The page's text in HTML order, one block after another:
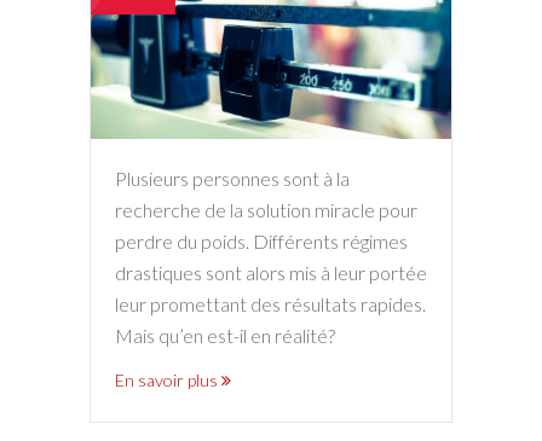
Plusieurs personnes sont à la
recherche de la solution miracle pour
perdre du poids. Différents régimes
drastiques sont alors mis à leur portée
leur promettant des résultats rapides.
Mais qu’en est-il en réalité?
En savoir plus